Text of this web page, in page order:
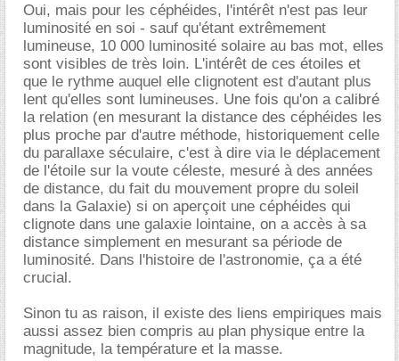
Oui, mais pour les céphéides, l'intérêt n'est pas leur
luminosité en soi - sauf qu'étant extrêmement
lumineuse, 10 000 luminosité solaire au bas mot, elles
sont visibles de très loin. L'intérêt de ces étoiles et
que le rythme auquel elle clignotent est d'autant plus
lent qu'elles sont lumineuses. Une fois qu'on a calibré
la relation (en mesurant la distance des céphéides les
plus proche par d'autre méthode, historiquement celle
du parallaxe séculaire, c'est à dire via le déplacement
de l'étoile sur la voute céleste, mesuré à des années
de distance, du fait du mouvement propre du soleil
dans la Galaxie) si on aperçoit une céphéides qui
clignote dans une galaxie lointaine, on a accès à sa
distance simplement en mesurant sa période de
luminosité. Dans l'histoire de l'astronomie, ça a été
crucial.
Sinon tu as raison, il existe des liens empiriques mais
aussi assez bien compris au plan physique entre la
magnitude, la température et la masse.